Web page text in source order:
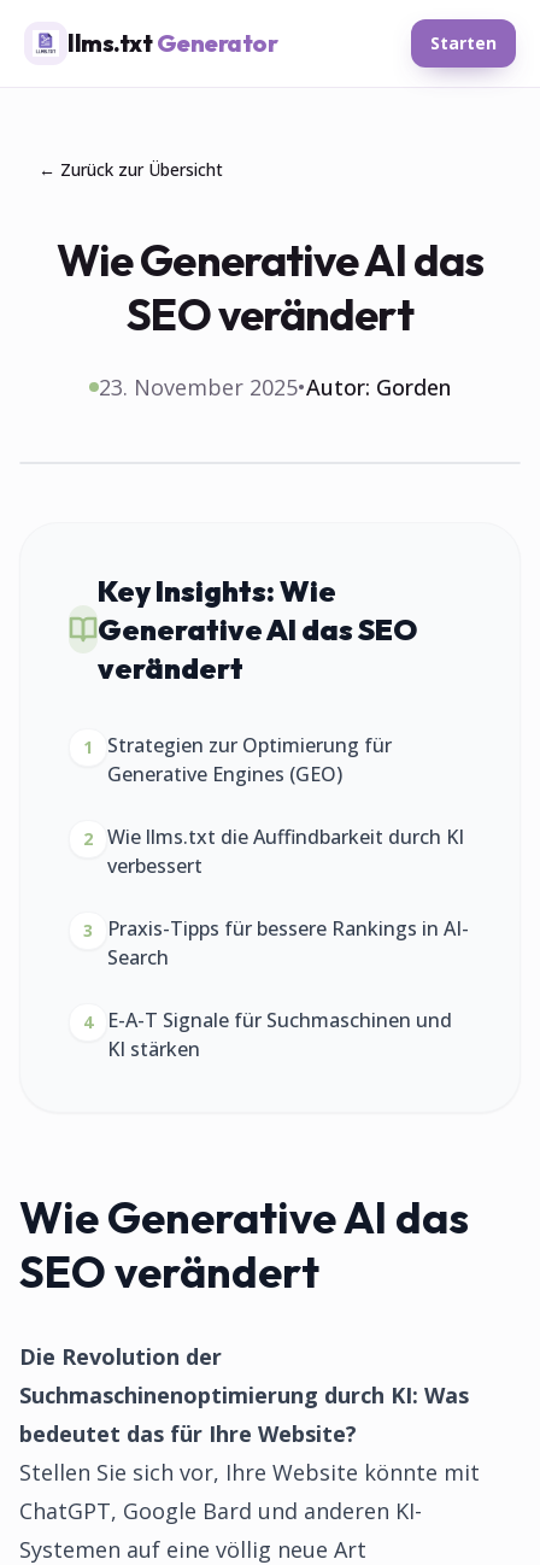
llms.txtGenerator Starten
← Zurück zur Übersicht
Wie Generative AI das
SEO verändert
23. November 2025•Autor: Gorden
Key Insights:Wie
Generative AI das SEO
verändert
1
Strategien zur Optimierung für
Generative Engines (GEO)
2
Wie llms.txt die Auffindbarkeit durch KI
verbessert
3
Praxis-Tipps für bessere Rankings in AI-
Search
4
E-A-T Signale für Suchmaschinen und
KI stärken
Wie Generative AI das
SEO verändert
Die Revolution der
Suchmaschinenoptimierung durch KI: Was
bedeutet das für Ihre Website?
Stellen Sie sich vor, Ihre Website könnte mit
ChatGPT, Google Bard und anderen KI-
Systemen auf eine völlig neue Art